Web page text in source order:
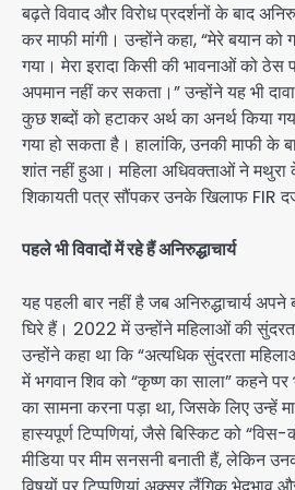
बढ़ते विवाद और विरोध प्रदर्शनों के बाद
कर माफी मांगी। उन्होंने कहा, “मेरे बयान
गया। मेरा इरादा किसी की भावनाओं को ठेस
अपमान नहीं कर सकता।” उन्होंने यह भी
कुछ शब्दों को हटाकर अर्थ का अनर्थ किया
गया हो सकता है। हालांकि, उनकी माफी के
शांत नहीं हुआ। महिला अधिवक्ताओं ने
शिकायती पत्र सौंपकर उनके खिलाफ FIR
पहले भी विवादों में रहे हैं अनिरुद्धाचार्य
यह पहली बार नहीं है जब अनिरुद्धाचार्य अपने
घिरे हैं। 2022 में उन्होंने महिलाओं की
उन्होंने कहा था कि “अत्यधिक सुंदरता
में भगवान शिव को “कृष्ण का साला” कहने
का सामना करना पड़ा था, जिसके लिए उन्हें
हास्यपूर्ण टिप्पणियां, जैसे बिस्किट को
मीडिया पर मीम सनसनी बनाती हैं, लेकिन